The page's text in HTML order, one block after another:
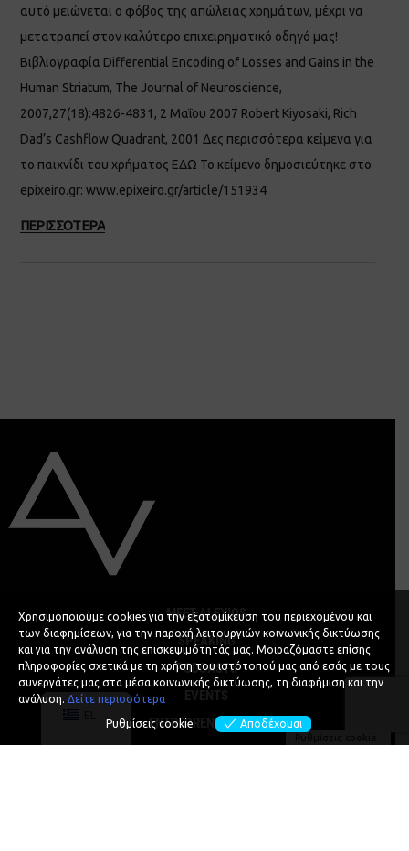
αυτό μειώνεται ο φόβος της απώλειας χρημάτων, μέχρι να
μετατραπεί στον καλύτερο επιχειρηματικό οδηγό μας!
Βιβλιογραφία Differential Encoding of Losses and Gains in the
Human Striatum, The Journal of Neuroscience,
2007,27(18):4826-4831, 2 Μαΐου 2007 Robert Kiyosaki, Rich
Dad’s Cashflow Quadrant, 2001 Δες περισσότερα κείμενα για
το παιχνίδι του χρήματος ΕΔΩ Το κείμενο δημοσιεύτηκε στο
epixeiro.gr: www.epixeiro.gr/article/151934
ΠΕΡΙΣΣΟΤΕΡΑ
MEET ALEXIOS
SPEAKING
PODCASTS
ENTREPRENEURSHIP
Χρησιμοποιούμε cookies για την εξατομίκευση του περιεχομένου και
των διαφημίσεων, για την παροχή λειτουργιών κοινωνικής δικτύωσης
και για την ανάλυση της επισκεψιμότητάς μας. Μοιραζόμαστε επίσης
πληροφορίες σχετικά με τη χρήση του ιστότοπού μας από εσάς με τους
συνεργάτες μας στα μέσα κοινωνικής δικτύωσης, τη διαφήμιση και την
ανάλυση. Δείτε περισσότερα
Ρυθμίσεις cookie Αποδέχομαι